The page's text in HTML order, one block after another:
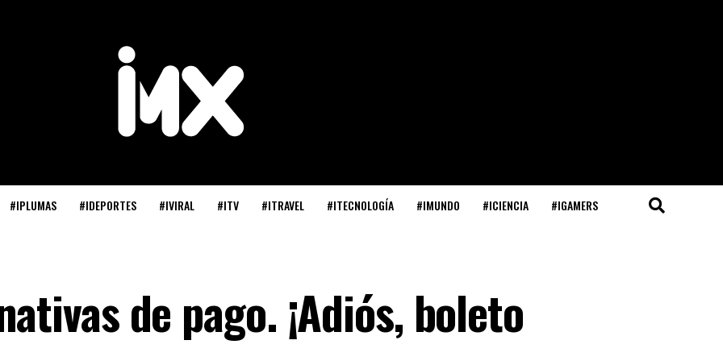
#IPLUMAS #IDEPORTES #IVIRAL #ITV #ITRAVEL #ITECNOLOGÍA #IMUNDO #ICIENCIA #IGAMERS
de pago. ¡Adiós, boleto